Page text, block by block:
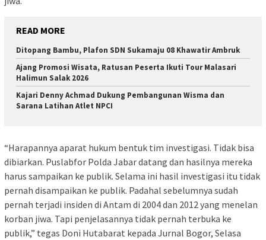
READ MORE
Ditopang Bambu, Plafon SDN Sukamaju 08 Khawatir Ambruk
Ajang Promosi Wisata, Ratusan Peserta Ikuti Tour Malasari
Halimun Salak 2026
Kajari Denny Achmad Dukung Pembangunan Wisma dan
Sarana Latihan Atlet NPCI
“Harapannya aparat hukum bentuk tim investigasi. Tidak bisa
dibiarkan. Puslabfor Polda Jabar datang dan hasilnya mereka
harus sampaikan ke publik. Selama ini hasil investigasi itu tidak
pernah disampaikan ke publik. Padahal sebelumnya sudah
pernah terjadi insiden di Antam di 2004 dan 2012 yang menelan
korban jiwa. Tapi penjelasannya tidak pernah terbuka ke
publik,” tegas Doni Hutabarat kepada Jurnal Bogor, Selasa